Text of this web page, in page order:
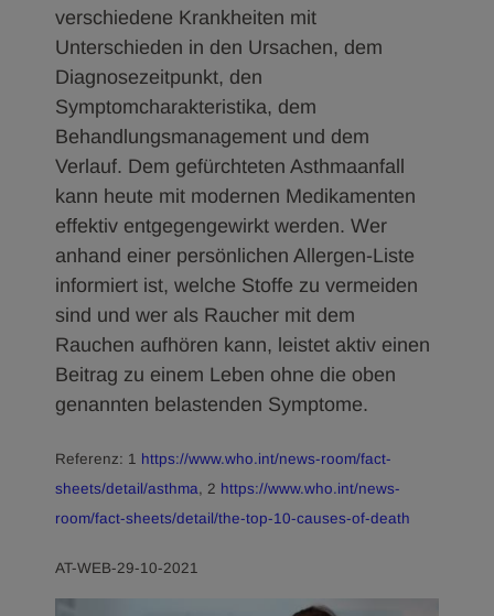
verschiedene Krankheiten mit
Unterschieden in den Ursachen, dem
Diagnosezeitpunkt, den
Symptomcharakteristika, dem
Behandlungsmanagement und dem
Verlauf. Dem gefürchteten Asthmaanfall
kann heute mit modernen Medikamenten
effektiv entgegengewirkt werden. Wer
anhand einer persönlichen Allergen-Liste
informiert ist, welche Stoffe zu vermeiden
sind und wer als Raucher mit dem
Rauchen aufhören kann, leistet aktiv einen
Beitrag zu einem Leben ohne die oben
genannten belastenden Symptome.
Referenz: 1 https://www.who.int/news-room/fact-
sheets/detail/asthma, 2 https://www.who.int/news-
room/fact-sheets/detail/the-top-10-causes-of-death
AT-WEB-29-10-2021